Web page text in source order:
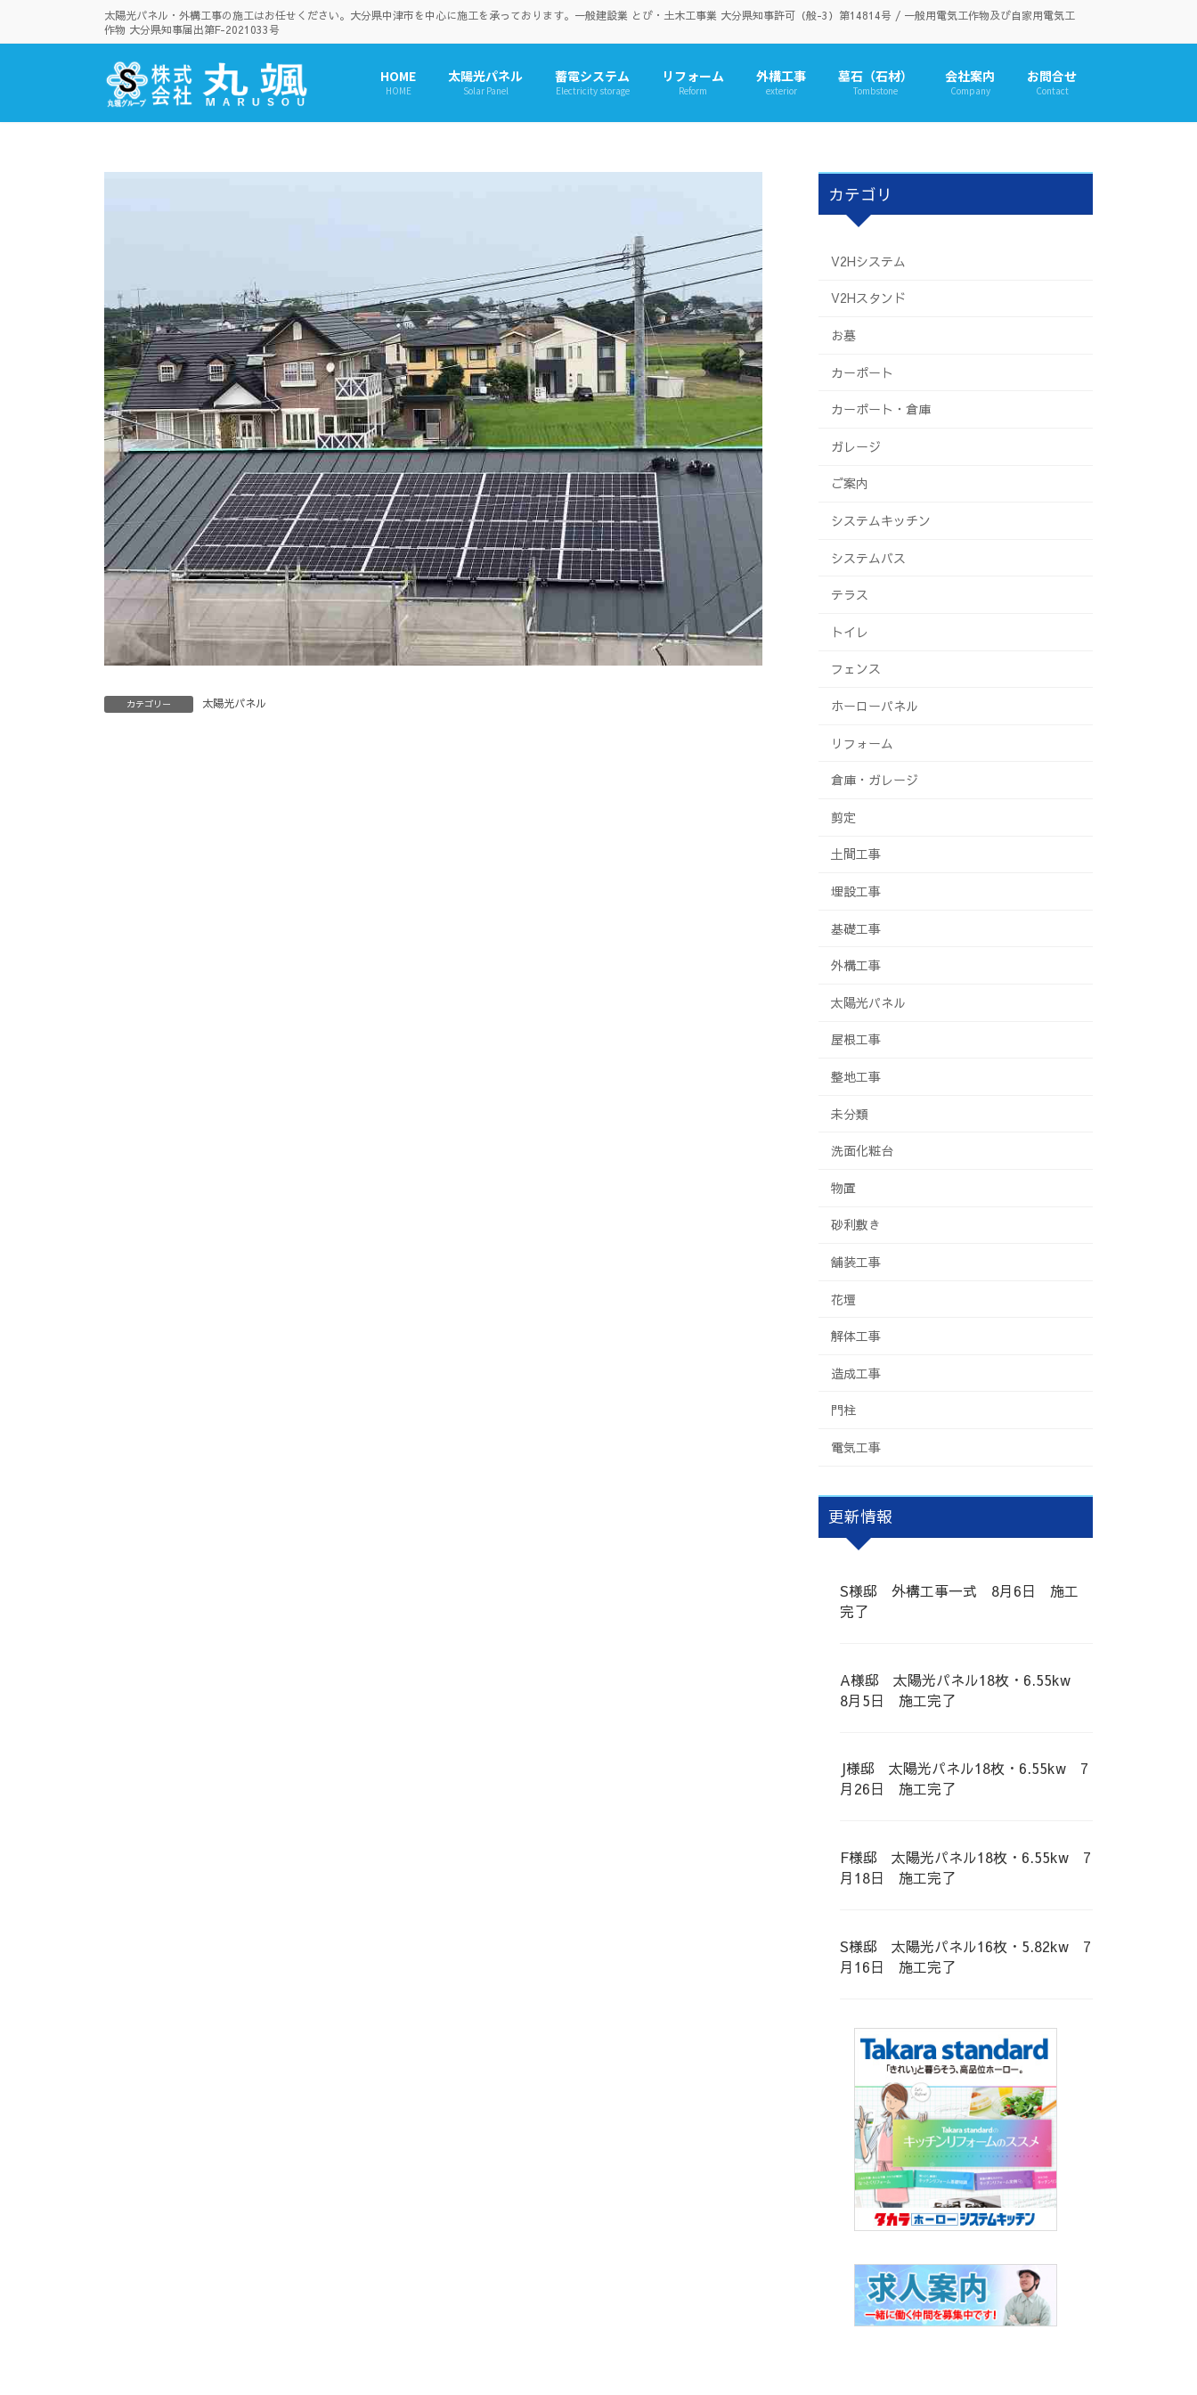
テ
ゲ
太陽光パネル・外構工事の施工はお任せください。大分県中津市を中心に施工を承っております。一般建設業 とび・土木工事業 大分県知事許可（般-3）第14814号 / 一般用電気工作物及び自家用電気工
作物 大分県知事届出第F-2021033号
HOME
HOME
太陽光パネル
Solar Panel
蓄電システム
Electricity storage
リフォーム
Reform
外構工事
exterior
墓石（石材）
Tombstone
会社案内
Company
お問合せ
Contact
カテゴリー 太陽光パネル
カテゴリ
V2Hシステム
V2Hスタンド
お墓
カーポート
カーポート・倉庫
ガレージ
ご案内
システムキッチン
システムバス
テラス
トイレ
フェンス
ホーローパネル
リフォーム
倉庫・ガレージ
剪定
土間工事
埋設工事
基礎工事
外構工事
太陽光パネル
屋根工事
整地工事
未分類
洗面化粧台
物置
砂利敷き
舗装工事
花壇
解体工事
造成工事
門柱
電気工事
更新情報
S様邸 外構工事一式 8月6日 施工
完了
A様邸 太陽光パネル18枚・6.55kw
8月5日 施工完了
J様邸 太陽光パネル18枚・6.55kw 7
月26日 施工完了
F様邸 太陽光パネル18枚・6.55kw 7
月18日 施工完了
S様邸 太陽光パネル16枚・5.82kw 7
月16日 施工完了